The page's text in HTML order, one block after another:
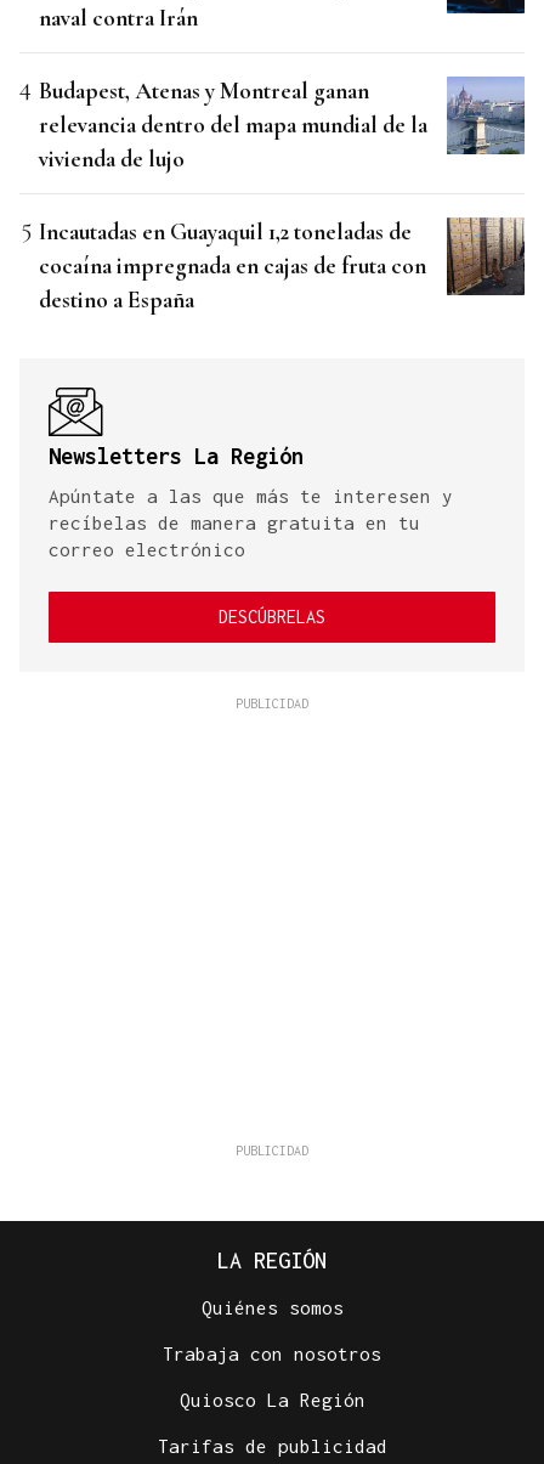
naval contra Irán
Budapest, Atenas y Montreal ganan
relevancia dentro del mapa mundial de la
vivienda de lujo
Incautadas en Guayaquil 1,2 toneladas de
cocaína impregnada en cajas de fruta con
destino a España
Newsletters La Región
Apúntate a las que más te interesen y
recíbelas de manera gratuita en tu
correo electrónico
DESCÚBRELAS
LA REGIÓN
Quiénes somos
Trabaja con nosotros
Quiosco La Región
Tarifas de publicidad